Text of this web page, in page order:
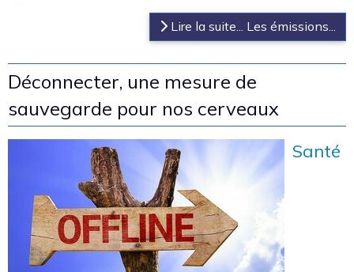
Lire la suite... Les émissions...
Déconnecter, une mesure de
sauvegarde pour nos cerveaux
Santé